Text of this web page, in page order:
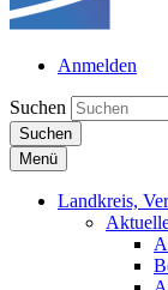
Anmelden
Suchen
Suchen
Menü
Landkreis,